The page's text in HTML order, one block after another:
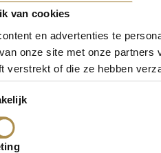
van cookies
en advertenties te
onze site met onze
verstrekt of die ze hebben